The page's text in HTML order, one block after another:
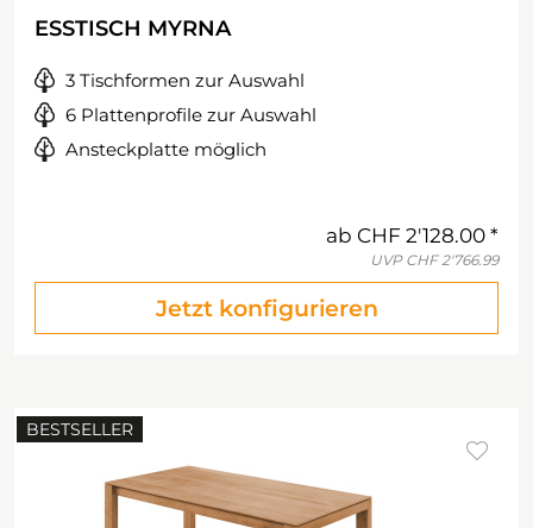
ESSTISCH MYRNA
3 Tischformen zur Auswahl
6 Plattenprofile zur Auswahl
Ansteckplatte möglich
ab CHF 2'128.00
UVP CHF 2'766.99
Jetzt konfigurieren
BESTSELLER